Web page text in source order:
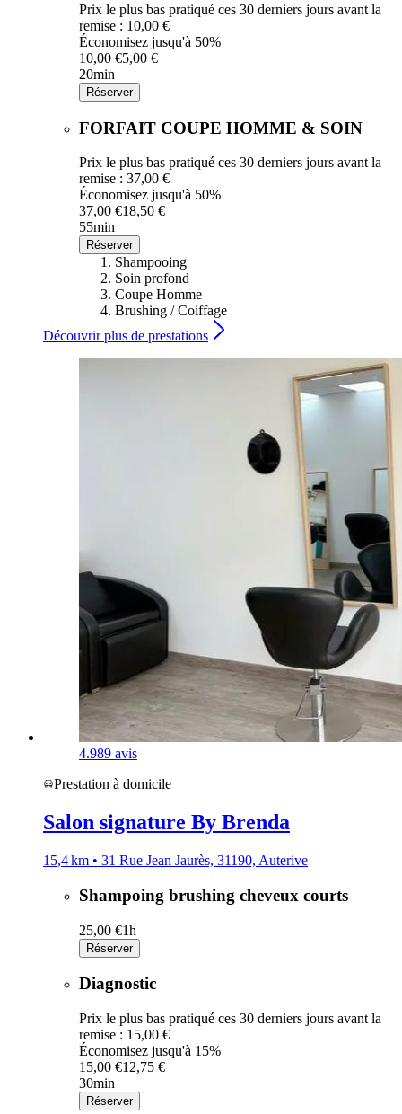
Prix le plus bas pratiqué ces 30 derniers jours avant la
remise : 10,00 €
Économisez jusqu'à 50%
10,00 €5,00 €
20min
Réserver
FORFAIT COUPE HOMME & SOIN
Prix le plus bas pratiqué ces 30 derniers jours avant la
remise : 37,00 €
Économisez jusqu'à 50%
37,00 €18,50 €
55min
Réserver
Shampooing
Soin profond
Coupe Homme
Brushing / Coiffage
Découvrir plus de prestations
4.989 avis
Prestation à domicile
Salon signature By Brenda
15,4 km • 31 Rue Jean Jaurès, 31190, Auterive
Shampoing brushing cheveux courts
25,00 €1h
Réserver
Diagnostic
Prix le plus bas pratiqué ces 30 derniers jours avant la
remise : 15,00 €
Économisez jusqu'à 15%
15,00 €12,75 €
30min
Réserver